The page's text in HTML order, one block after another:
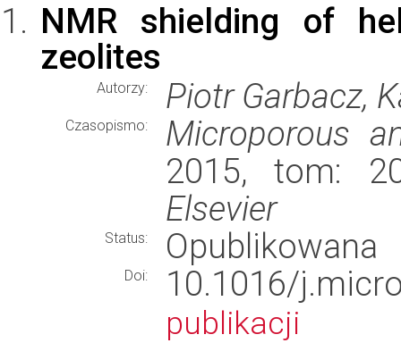
NMR shielding of
zeolites
Autorzy: Piotr Garbacz,
Czasopismo:
Microporous
2015, tom:
Elsevier
Status: Opublikowana
Doi: 10.1016/
publikacji